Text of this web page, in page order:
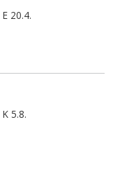
E 20.4.
K 5.8.